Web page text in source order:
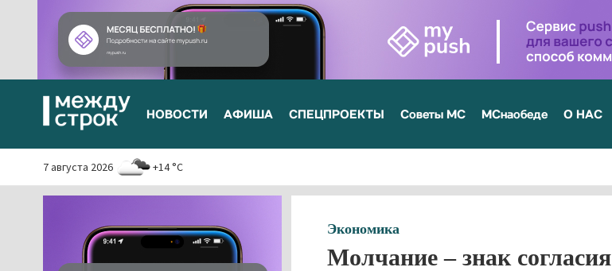
НОВОСТИ АФИША СПЕЦПРОЕКТЫ Советы МС МСнаобеде О НАС
7 августа 2026 +14 °C
Экономика
Молчание – знак согласия